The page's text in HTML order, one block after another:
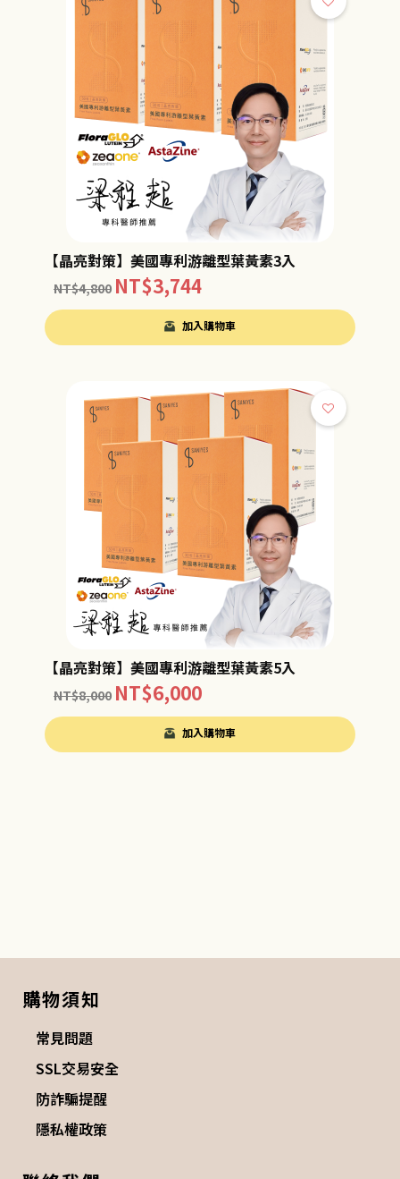
【晶亮對策】美國專利游離型葉黃素3入
NT$4,800 NT$3,744
加入購物車
【晶亮對策】美國專利游離型葉黃素5入
NT$8,000 NT$6,000
加入購物車
購物須知
常見問題
SSL交易安全
防詐騙提醒
隱私權政策